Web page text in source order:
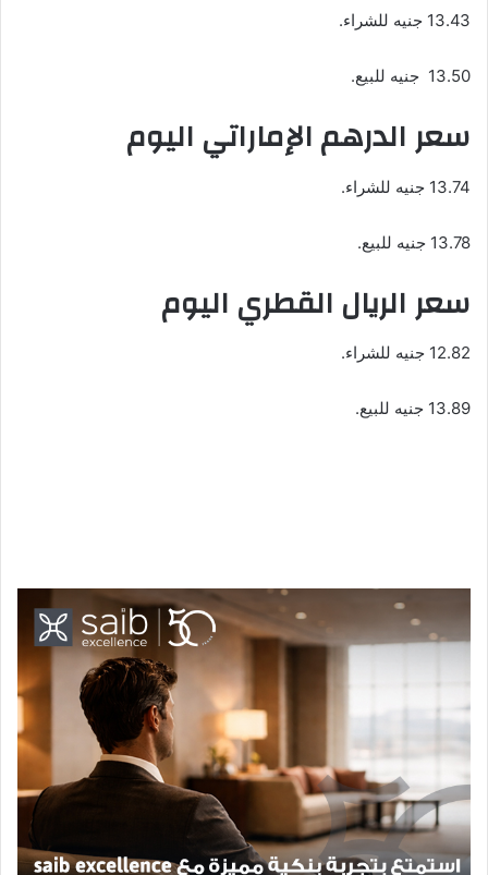
13.43 جنيه للشراء.
13.50 جنيه للبيع.
سعر الدرهم الإماراتي اليوم
13.74 جنيه للشراء.
13.78 جنيه للبيع.
سعر الريال القطري اليوم
12.82 جنيه للشراء.
13.89 جنيه للبيع.